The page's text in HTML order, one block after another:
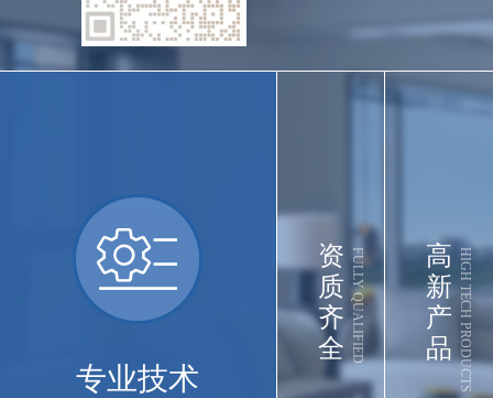
专业技术
资
质
齐
全 FULLY QUALIFIED
高
新
产
品 HIGH TECH PRODUCTS